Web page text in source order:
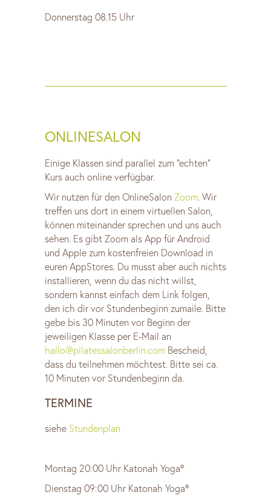
Donnerstag 08.15 Uhr
ONLINESALON
Einige Klassen sind parallel zum “echten”
Kurs auch online verfügbar.
Wir nutzen für den OnlineSalonZoom. Wir
treffen uns dort in einem virtuellen Salon,
können miteinander sprechen und uns auch
sehen. Es gibt Zoom als App für Android
und Apple zum kostenfreien Download in
euren AppStores. Du musst aber auch nichts
installieren, wenn du das nicht willst,
sondern kannst einfach dem Link folgen,
den ich dir vor Stundenbeginn zumaile. Bitte
gebe bis 30 Minuten vor Beginn der
jeweiligen Klasse per E-Mail an
hallo@pilatessalonberlin.com Bescheid,
dass du teilnehmen möchtest. Bitte sei ca.
10 Minuten vor Stundenbeginn da.
TERMINE
siehe Stundenplan
Montag 20:00 Uhr Katonah Yoga®
Dienstag 09:00 Uhr Katonah Yoga®